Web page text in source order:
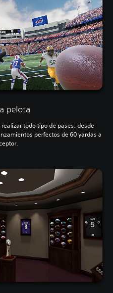
pelota
realizar todo tipo de pases: desde
perfectos de 60 yardas a